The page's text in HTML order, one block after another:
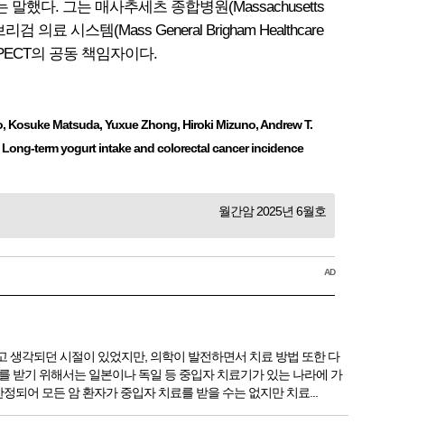
말했다. 그는 매사추세츠 종합병원(Massachusetts
검 의료 시스템(Mass General Brigham Healthcare
의 공동 책임자이다.
Kosuke Matsuda, Yuxue Zhong, Hiroki Mizuno, Andrew T.
term yogurt intake and colorectal cancer incidence
월간암 2025년 6월호
AD
각되던 시절이 있었지만, 의학이 발전하면서 치료 방법 또한 다
받기 위해서는 일본이나 독일 등 중입자 치료기가 있는 나라에 가
어 모든 암 환자가 중입자 치료를 받을 수는 없지만 치료...